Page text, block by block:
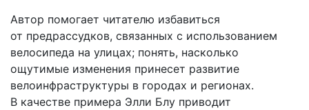
Автор помогает читателю избавиться
от предрассудков, связанных с использованием
велосипеда на улицах; понять, насколько
ощутимые изменения принесет развитие
велоинфраструктуры в городах и регионах.
В качестве примера Элли Блу приводит